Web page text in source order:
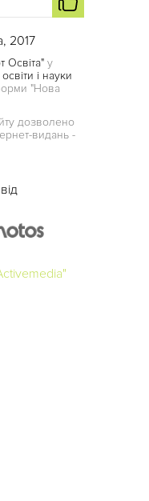
2017
Освіта" у
і науки
"Нова
дозволено
видань -